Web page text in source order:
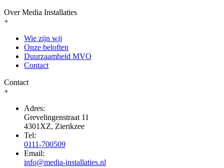
Over Media Installaties
+
Wie zijn wij
Onze beloften
Duurzaamheid MVO
Contact
Contact
+
Adres:
Grevelingenstraat 11
4301XZ, Zierikzee
Tel:
0111-700509
Email:
info@media-installaties.nl